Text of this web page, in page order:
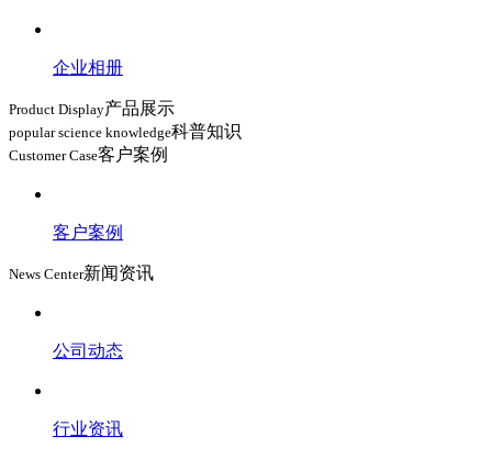
企业相册
Product Display产品展示
popular science knowledge科普知识
Customer Case客户案例
客户案例
News Center新闻资讯
公司动态
行业资讯